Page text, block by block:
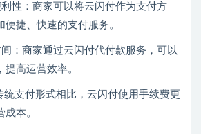
性：商家可以将云闪付作为支付方
捷、快速的支付服务。
：商家通过云闪付代付款服务，可以
高运营效率。
支付形式相比，云闪付使用手续费更
本。